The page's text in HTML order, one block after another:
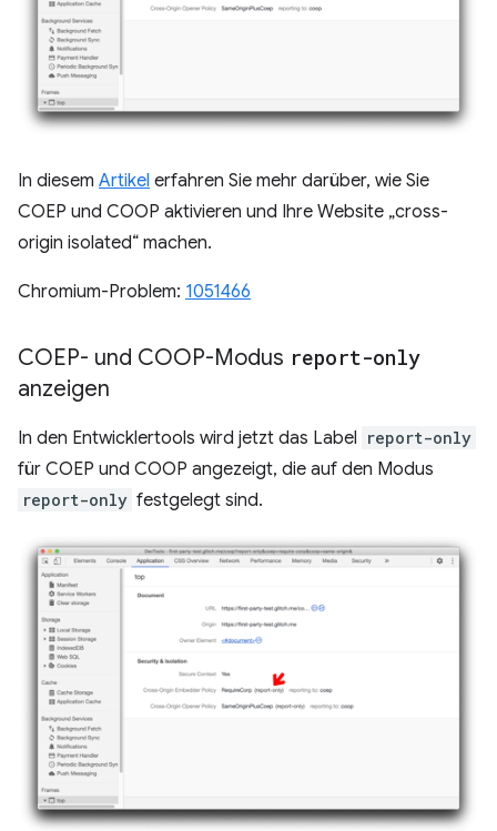
In diesem Artikel erfahren Sie mehr darüber, wie Sie
COEP und COOP aktivieren und Ihre Website „cross-
origin isolated“ machen.
Chromium-Problem: 1051466
COEP- und COOP-Modus report-only
anzeigen
In den Entwicklertools wird jetzt das Label report-only
für COEP und COOP angezeigt, die auf den Modus
report-only festgelegt sind.